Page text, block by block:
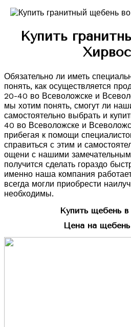
Купить
Обязательно ли иметь
понять, как осуществляется
20-40 во Всеволожске и
мы хотим понять, смогут ли
самостоятельно выбрать и
40 во Всеволожске и
прибегая к помощи
справиться с этим и
ощени с нашими
получится сделать гораздо
именно наша компания
всегда могли приобрести
необходимы.
Купить щебень в
Цена на щебень